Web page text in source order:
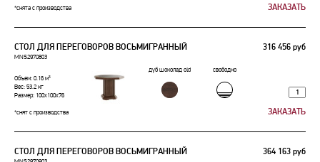
*снята с производства
СТОЛ ДЛЯ ПЕРЕГОВОРОВ ВОСЬМИГРАННЫЙ 316 456 руб
MNS2970803
дуб шоколад old
свободно
Объем: 0.16 м³
Вес: 53.2 кг
Размер: 100x100x76
*снят с производства
СТОЛ ДЛЯ ПЕРЕГОВОРОВ ВОСЬМИГРАННЫЙ 364 163 руб